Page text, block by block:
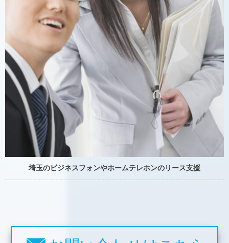
埼玉のビジネスフォンやホームテレホンのリース支援